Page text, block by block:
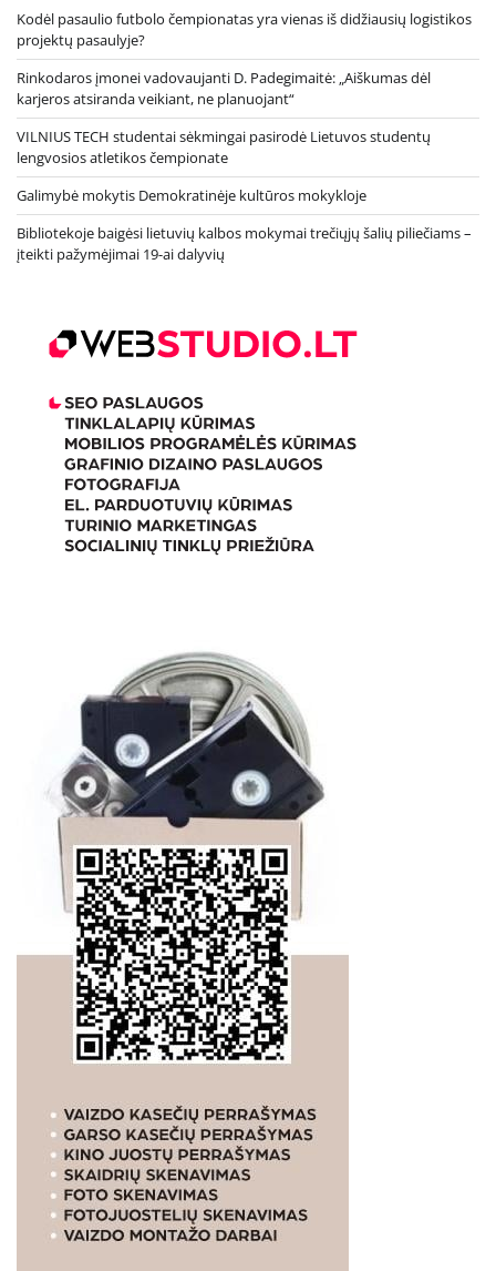
Kodėl pasaulio futbolo čempionatas yra vienas iš didžiausių logistikos
projektų pasaulyje?
Rinkodaros įmonei vadovaujanti D. Padegimaitė: „Aiškumas dėl
karjeros atsiranda veikiant, ne planuojant“
VILNIUS TECH studentai sėkmingai pasirodė Lietuvos studentų
lengvosios atletikos čempionate
Galimybė mokytis Demokratinėje kultūros mokykloje
Bibliotekoje baigėsi lietuvių kalbos mokymai trečiųjų šalių piliečiams –
įteikti pažymėjimai 19-ai dalyvių